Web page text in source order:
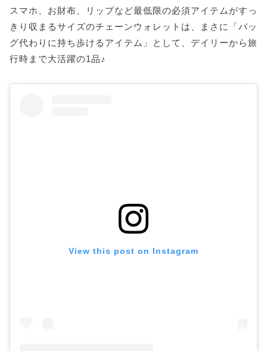
スマホ、お財布、リップなど最低限の必須アイテムがすっ
きり収まるサイズのチェーンウォレットは、まさに「バッ
グ代わりに持ち歩けるアイテム」として、デイリーから旅
行時まで大活躍の1品♪
View this post on Instagram